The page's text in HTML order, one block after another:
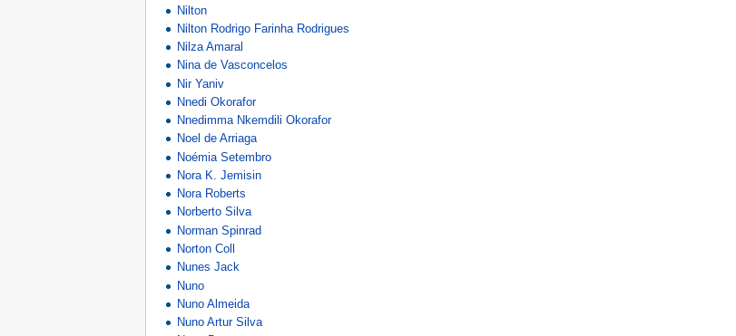
Nilton
Nilton Rodrigo Farinha Rodrigues
Nilza Amaral
Nina de Vasconcelos
Nir Yaniv
Nnedi Okorafor
Nnedimma Nkemdili Okorafor
Noel de Arriaga
Noémia Setembro
Nora K. Jemisin
Nora Roberts
Norberto Silva
Norman Spinrad
Norton Coll
Nunes Jack
Nuno
Nuno Almeida
Nuno Artur Silva